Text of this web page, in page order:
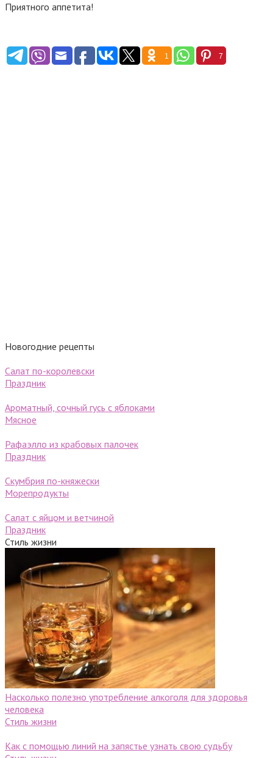
Приятного аппетита!
1 7
Новогодние рецепты
Салат по-королевски
Праздник
Ароматный, сочный гусь с яблоками
Мясное
Рафаэлло из крабовых палочек
Праздник
Скумбрия по-княжески
Морепродукты
Салат с яйцом и ветчиной
Праздник
Стиль жизни
Насколько полезно употребление алкоголя для здоровья
человека
Стиль жизни
Как с помощью линий на запястье узнать свою судьбу